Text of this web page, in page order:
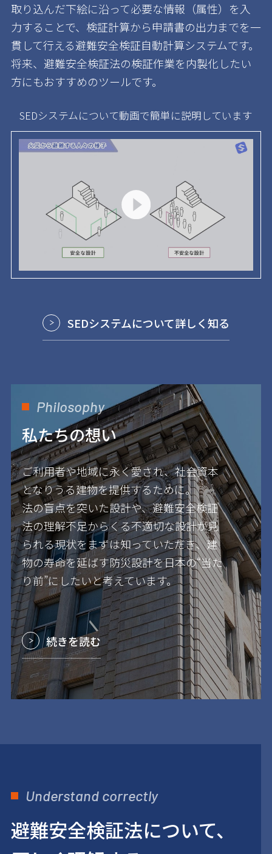
取り込んだ下絵に沿って必要な情報（属性）を入
力することで、検証計算から申請書の出力までを一
貫して行える避難安全検証自動計算システムです。
将来、避難安全検証法の検証作業を内製化したい
方にもおすすめのツールです。
SEDシステムについて動画で簡単に説明しています
SEDシステムについて詳しく知る
Philosophy
私たちの想い
ご利用者や地域に永く愛され、社会資本
となりうる建物を提供するために。
法の盲点を突いた設計や、避難安全検証
法の理解不足からくる不適切な設計が見
られる現状をまずは知っていただき、建
物の寿命を延ばす防災設計を日本の“当た
り前”にしたいと考えています。
続きを読む
Understand correctly
避難安全検証法について、